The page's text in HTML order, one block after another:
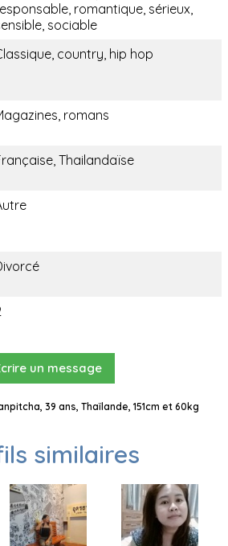
romantique, sérieux,
sociable
country, hip hop
romans
Thailandaïse
un message
39 ans, Thaïlande, 151cm et 60kg
similaires